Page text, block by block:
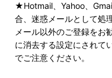
★Hotmail、Yahoo、
合、迷惑メールとして処
メール以外のご登録をお
に消去する設定にされて
でご注意ください。